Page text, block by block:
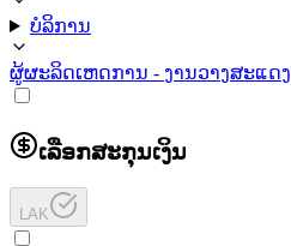
ບໍລິການ
ຜູ້ຜະລິດເຫດການ - ງານວາງສະແດງ
ເລືອກສະກຸນເງິນ
LAK